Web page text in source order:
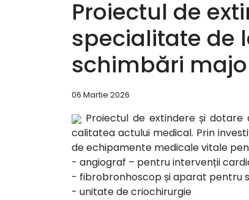
Proiectul de
specialitate de
schimbări
06 Martie 2026
Proiectul de extindere și
calitatea actului medical. Prin
de echipamente medicale vitale
- angiograf – pentru intervenții
- fibrobronhoscop și aparat pentru
- unitate de criochirurgie